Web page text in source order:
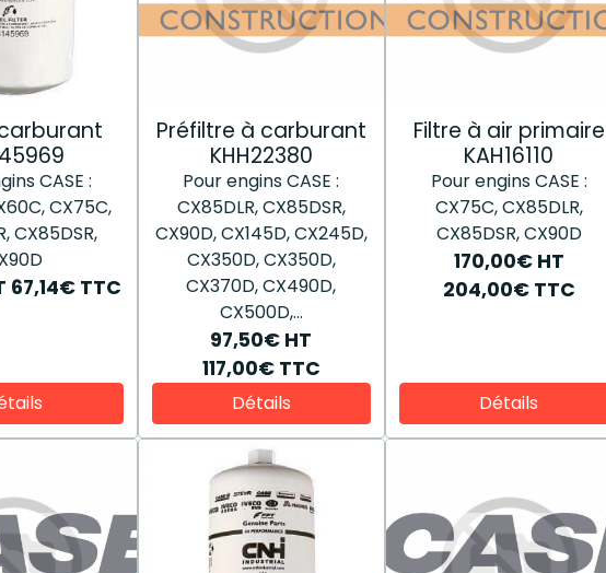
CASE :
CX75C,
CX85DSR,
67,14€ TTC
Préfiltre à carburant
KHH22380
Pour engins CASE :
CX85DLR, CX85DSR,
CX90D, CX145D, CX245D,
CX350D, CX350D,
CX370D, CX490D,
CX500D,...
97,50€ HT
117,00€ TTC
Détails
Filtre à air primaire
KAH16110
Pour engins CASE :
CX75C, CX85DLR,
CX85DSR, CX90D
170,00€ HT
204,00€ TTC
Détails